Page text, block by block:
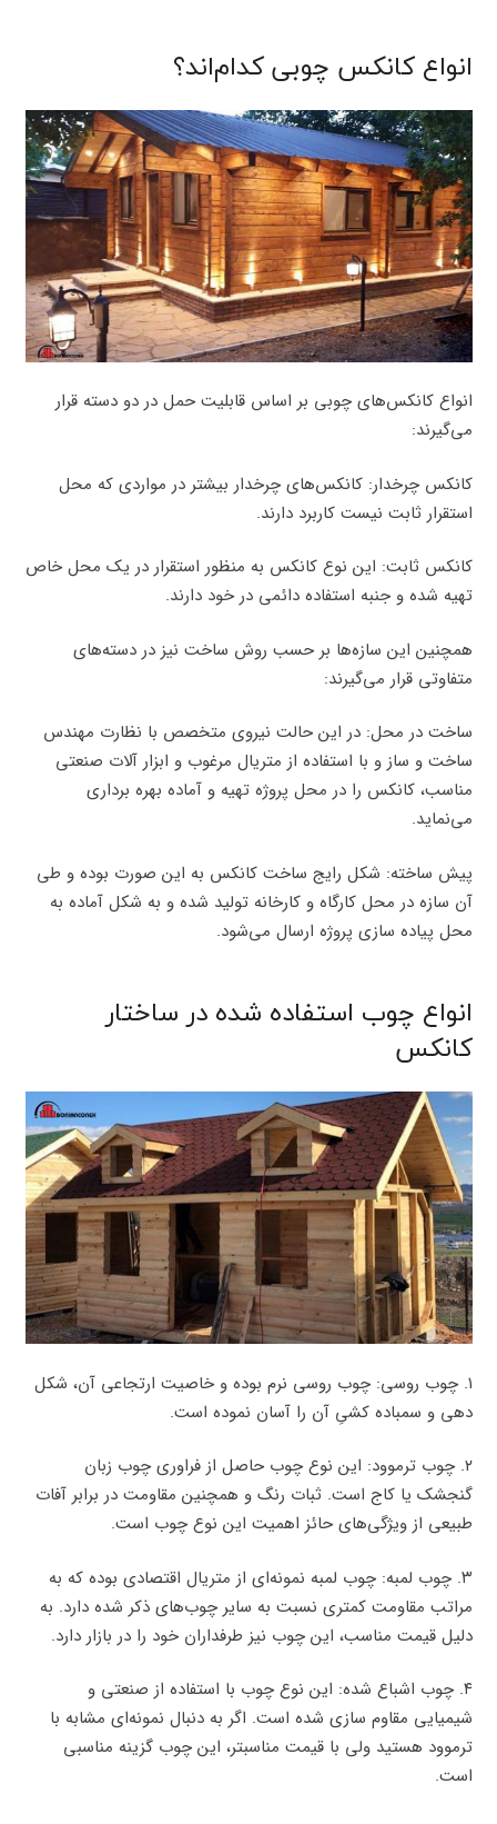
انواع کانکس چوبی کدام‌اند؟
انواع کانکس‌های چوبی بر اساس قابلیت حمل در دو دسته قرار
می‌گیرند:
کانکس چرخدار: کانکس‌های چرخدار بیشتر در مواردی که محل
استقرار ثابت نیست کاربرد دارند.
کانکس ثابت: این نوع کانکس به منظور استقرار در یک محل خاص
تهیه شده و جنبه استفاده دائمی در خود دارند.
همچنین این سازه‌ها بر حسب روش ساخت نیز در دسته‌های
متفاوتی قرار می‌گیرند:
ساخت در محل: در این حالت نیروی متخصص با نظارت مهندس
ساخت و ساز و با استفاده از متریال مرغوب و ابزار آلات صنعتی
مناسب، کانکس را در محل پروژه تهیه و آماده بهره برداری
می‌نماید.
پیش ساخته: شکل رایج ساخت کانکس به این صورت بوده و طی
آن سازه در محل کارگاه و کارخانه تولید شده و به شکل آماده به
محل پیاده سازی پروژه ارسال می‌شود.
انواع چوب استفاده شده در ساختار
کانکس
۱. چوب روسی: چوب روسی نرم بوده و خاصیت ارتجاعی آن، شکل
دهی و سمباده کشیِ آن را آسان نموده است.
۲. چوب ترموود: این نوع چوب حاصل از فراوری چوب زبان
گنجشک یا کاج است. ثبات رنگ و همچنین مقاومت در برابر آفات
طبیعی از ویژگی‌های حائز اهمیت این نوع چوب است.
۳. چوب لمبه: چوب لمبه نمونه‌ای از متریال اقتصادی بوده که به
مراتب مقاومت کمتری نسبت به سایر چوب‌های ذکر شده دارد. به
دلیل قیمت مناسب، این چوب نیز طرفداران خود را در بازار دارد.
۴. چوب اشباع شده: این نوع چوب با استفاده از صنعتی و
شیمیایی مقاوم سازی شده است. اگر به دنبال نمونه‌ای مشابه با
ترموود هستید ولی با قیمت مناسبتر، این چوب گزینه مناسبی
است.